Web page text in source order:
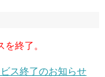
終了。
ス終了のお知らせ